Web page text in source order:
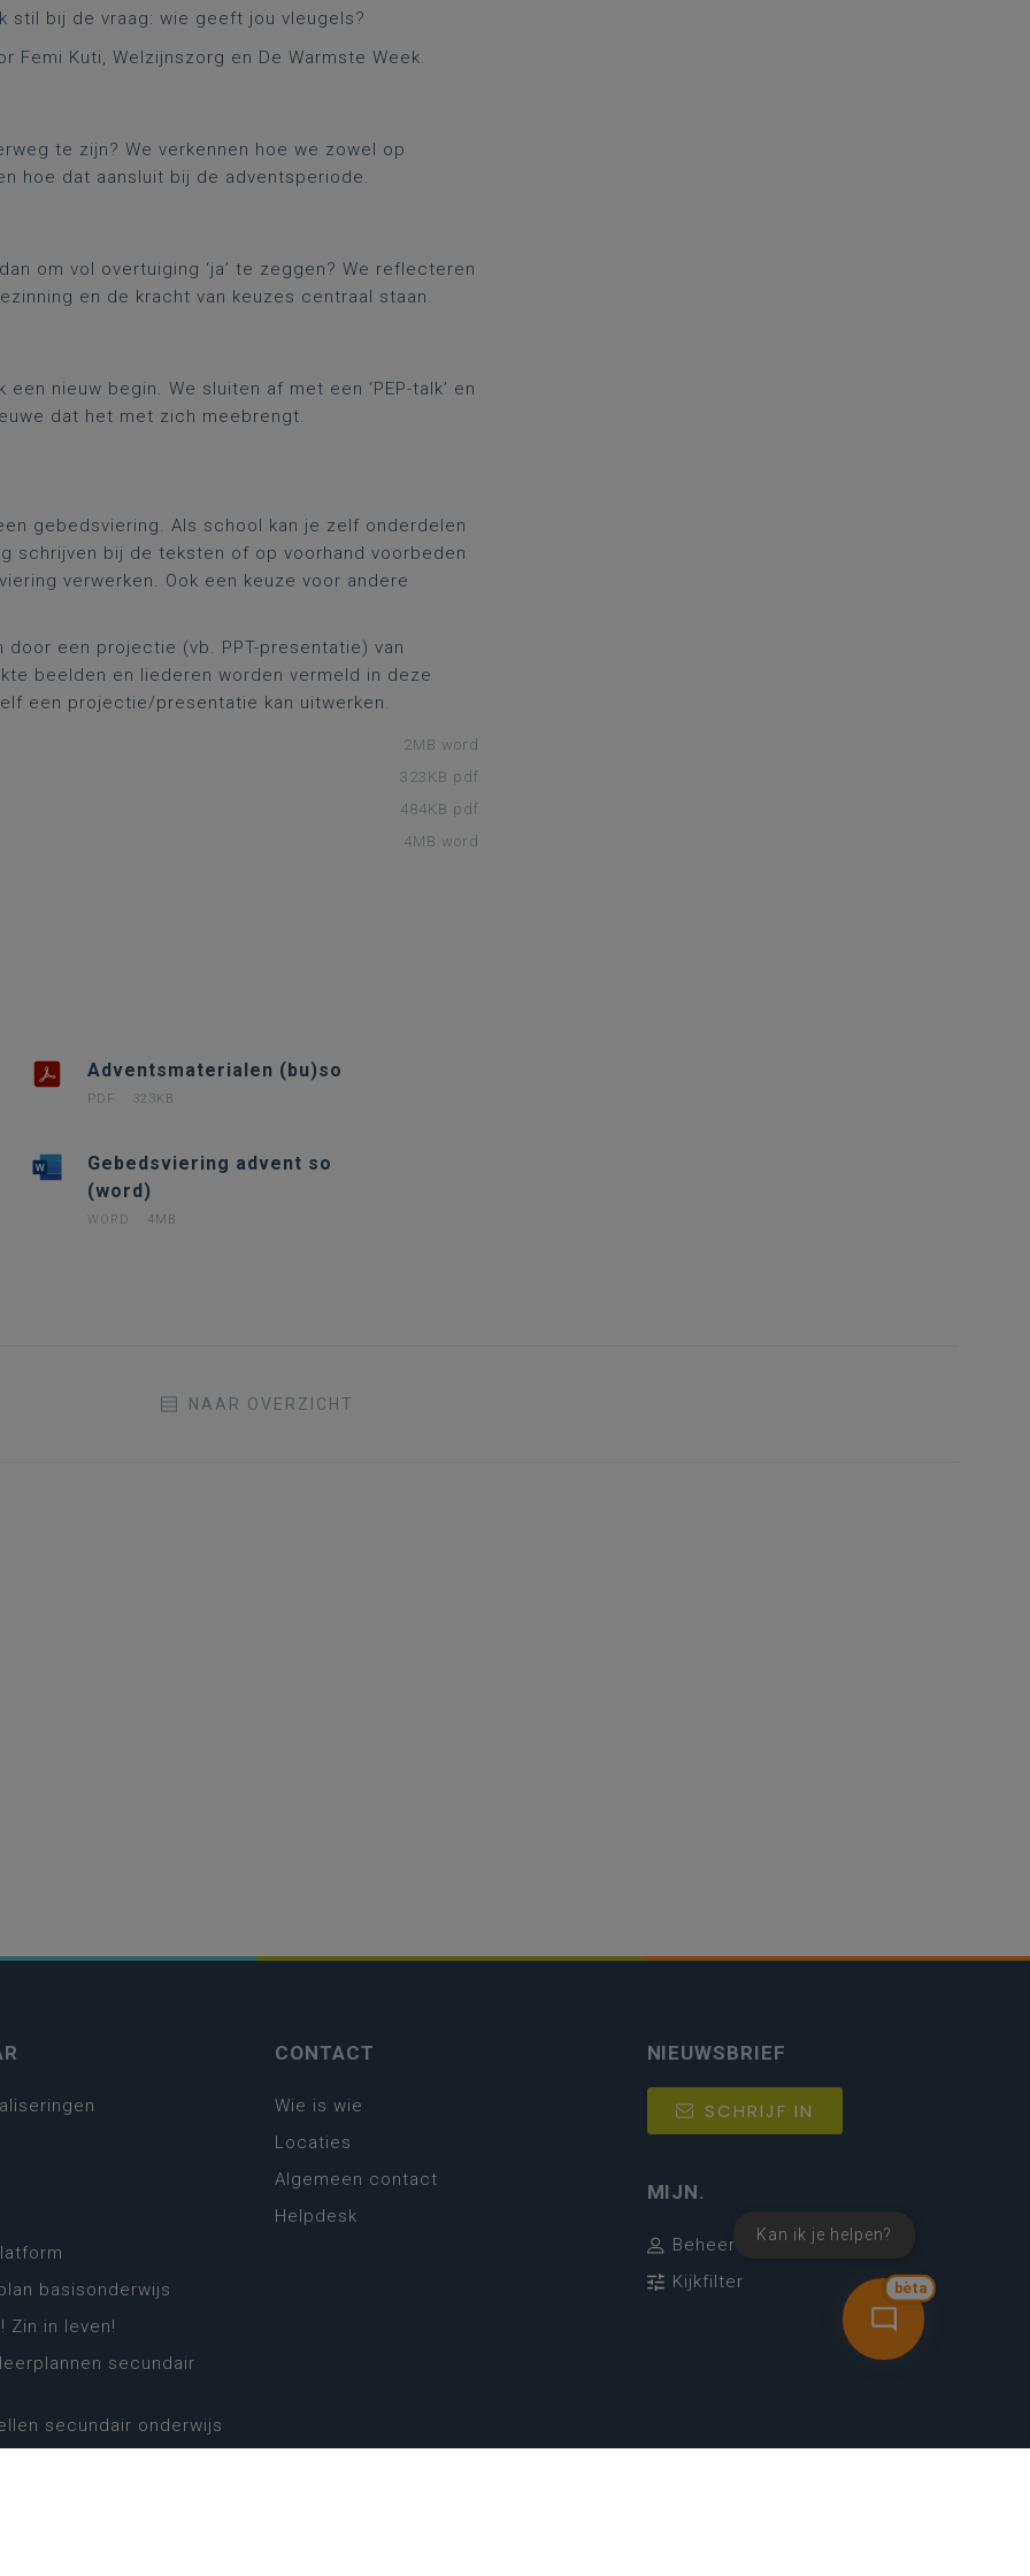
stil bij de vraag: wie geeft jou vleugels?
Femi Kuti, Welzijnszorg en De Warmste Week.
te zijn? We verkennen hoe we zowel op
hoe dat aansluit bij de adventsperiode.
om vol overtuiging ‘ja’ te zeggen? We reflecteren
en de kracht van keuzes centraal staan.
nieuw begin. We sluiten af met een ‘PEP-talk’ en
dat het met zich meebrengt.
gebedsviering. Als school kan je zelf onderdelen
schrijven bij de teksten of op voorhand voorbeden
verwerken. Ook een keuze voor andere
een projectie (vb. PPT-presentatie) van
beelden en liederen worden vermeld in deze
een projectie/presentatie kan uitwerken.
2MB word
323KB pdf
484KB pdf
4MB word
Adventsmaterialen (bu)so
PDF 323KB
Gebedsviering advent so
(word)
WORD 4MB
NAAR OVERZICHT
bèta
Kan ik je helpen?
basisonderwijs
Zin in leven!
secundair
secundair onderwijs
CONTACT
Wie is wie
Locaties
Algemeen contact
Helpdesk
NIEUWSBRIEF
SCHRIJF IN
MIJN.
Beheer
Kijkfilter